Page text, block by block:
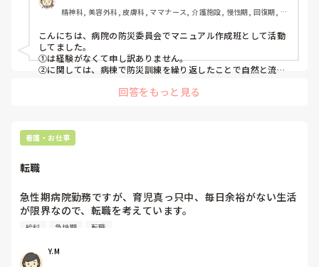
①実際に病棟でスタッフが少ない時間帯に、大きな地震（ま
たはそれに準ずる緊急事態）を経験された方はいますか？そ
の時、どのような対応をされましたか？
②万が一の事態に備えて、日頃から「これだけは確認してい
る」「頭の中でシミュレーションしている」ということがあ
精神科, 美容外科, 皮膚科, ママナース, 介護施設, 慢性期, 回復期, 終
こんにちは、病院の防災委員会でマニュアル作成班として活動
してました。
①は経験がなくて申し訳ありません。
②に関しては、病棟で防災訓練を繰り返したことで自然と流れ
短時間で終わる簡単な流れでもいいのでマニュアルの流れをさ
回答をもっと見る
看護・お仕事
転職
急性期病院勤務ですが、育児真っ只中、毎日余裕がない生活
が限界なので、転職を考えています。
ショートステイ、老人ホームなどで働いてる方からアドバイ
ただきたいです。
給料 急性期 転職
Y.M